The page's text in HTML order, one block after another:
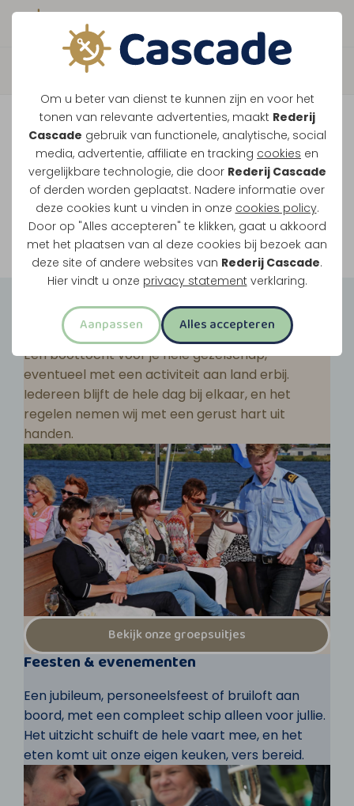
Om u beter van dienst te kunnen zijn en voor het
tonen van relevante advertenties, maakt Rederij
Cascade gebruik van functionele, analytische, social
media, advertentie, affiliate en tracking cookies en
vergelijkbare technologie, die door Rederij Cascade
of derden worden geplaatst. Nadere informatie over
deze cookies kunt u vinden in onze cookies policy.
Door op "Alles accepteren" te klikken, gaat u akkoord
met het plaatsen van al deze cookies bij bezoek aan
deze site of andere websites van Rederij Cascade.
Hier vindt u onze privacy statement verklaring.
Aanpassen Alles accepteren
Boek direct je vaart
Vaar je mee over de
Maasplassen?
Ondanks de lage waterstanden gaan
onze vaarten gewoon door.
Bekijk onze rondvaarten
Groepsuitjes
Een boottocht voor je hele gezelschap,
eventueel met een activiteit aan land erbij.
Iedereen blijft de hele dag bij elkaar, en het
regelen nemen wij met een gerust hart uit
handen.
Bekijk onze groepsuitjes
Feesten & evenementen
Een jubileum, personeelsfeest of bruiloft aan
boord, met een compleet schip alleen voor jullie.
Het uitzicht schuift de hele vaart mee, en het
eten komt uit onze eigen keuken, vers bereid.